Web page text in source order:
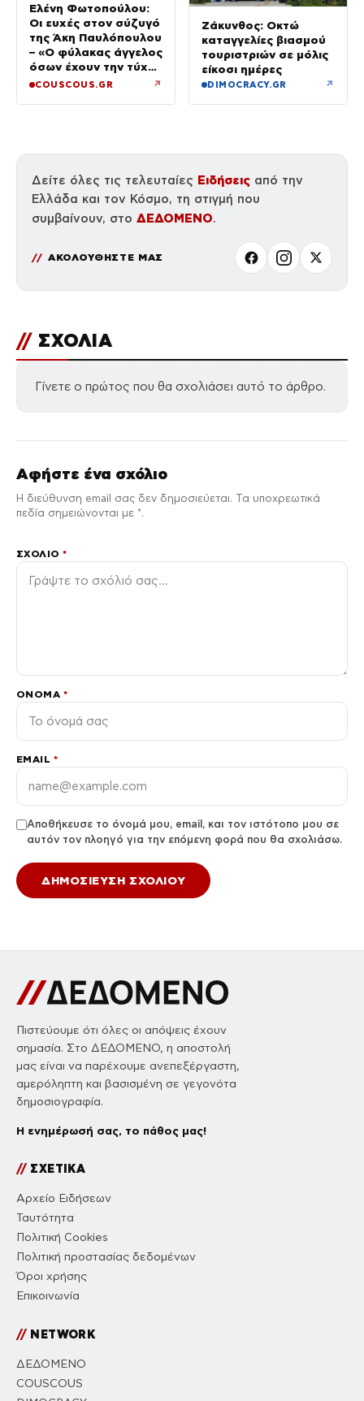
Ελένη Φωτοπούλου:
Οι ευχές στον σύζυγό
της Άκη Παυλόπουλου
– «Ο φύλακας άγγελος
όσων έχουν την τύχη
να βρίσκονται κοντά
COUSCOUS.GR ↗
Ζάκυνθος: Οκτώ
καταγγελίες βιασμού
τουριστριών σε μόλις
είκοσι ημέρες
DIMOCRACY.GR ↗
Δείτε όλες τις τελευταίες Ειδήσεις από την
Ελλάδα και τον Κόσμο, τη στιγμή που
συμβαίνουν, στο ΔΕΔΟΜΕΝΟ.
ΑΚΟΛΟΥΘΗΣΤΕ ΜΑΣ
// ΣΧΟΛΙΑ
Γίνετε ο πρώτος που θα σχολιάσει αυτό το άρθρο.
Αφήστε ένα σχόλιο
Η διεύθυνση email σας δεν δημοσιεύεται. Τα υποχρεωτικά
πεδία σημειώνονται με *.
ΣΧΌΛΙΟ*
ΌΝΟΜΑ *
EMAIL *
Αποθήκευσε το όνομά μου, email, και τον ιστότοπο μου σε
αυτόν τον πλοηγό για την επόμενη φορά που θα σχολιάσω.
Πιστεύουμε ότι όλες οι απόψεις έχουν
σημασία. Στο ΔΕΔΟΜΕΝΟ, η αποστολή
μας είναι να παρέχουμε ανεπεξέργαστη,
αμερόληπτη και βασισμένη σε γεγονότα
δημοσιογραφία.
Η ενημέρωσή σας, το πάθος μας!
//ΣΧΕΤΙΚΑ
Αρχείο Ειδήσεων
Ταυτότητα
Πολιτική Cookies
Πολιτική προστασίας δεδομένων
Όροι χρήσης
Επικοινωνία
//NETWORK
ΔΕΔΟΜΕΝΟ
COUSCOUS